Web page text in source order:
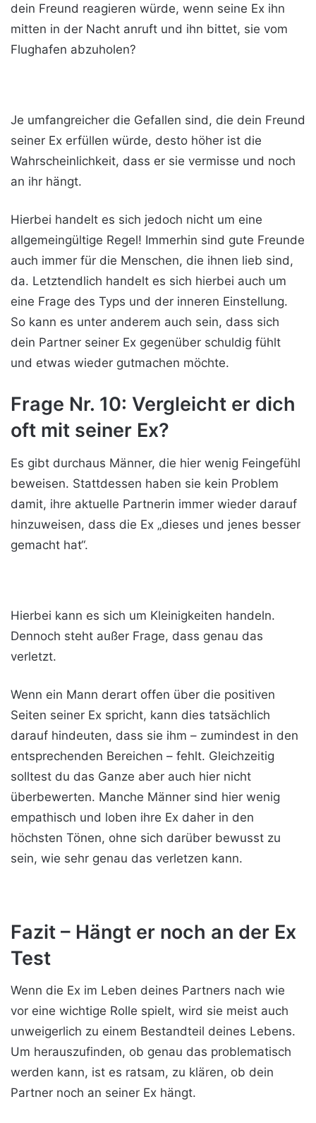
dein Freund reagieren würde, wenn seine Ex ihn
mitten in der Nacht anruft und ihn bittet, sie vom
Flughafen abzuholen?
Je umfangreicher die Gefallen sind, die dein Freund
seiner Ex erfüllen würde, desto höher ist die
Wahrscheinlichkeit, dass er sie vermisse und noch
an ihr hängt.
Hierbei handelt es sich jedoch nicht um eine
allgemeingültige Regel! Immerhin sind gute Freunde
auch immer für die Menschen, die ihnen lieb sind,
da. Letztendlich handelt es sich hierbei auch um
eine Frage des Typs und der inneren Einstellung.
So kann es unter anderem auch sein, dass sich
dein Partner seiner Ex gegenüber schuldig fühlt
und etwas wieder gutmachen möchte.
Frage Nr. 10: Vergleicht er dich
oft mit seiner Ex?
Es gibt durchaus Männer, die hier wenig Feingefühl
beweisen. Stattdessen haben sie kein Problem
damit, ihre aktuelle Partnerin immer wieder darauf
hinzuweisen, dass die Ex „dieses und jenes besser
gemacht hat“.
Hierbei kann es sich um Kleinigkeiten handeln.
Dennoch steht außer Frage, dass genau das
verletzt.
Wenn ein Mann derart offen über die positiven
Seiten seiner Ex spricht, kann dies tatsächlich
darauf hindeuten, dass sie ihm – zumindest in den
entsprechenden Bereichen – fehlt. Gleichzeitig
solltest du das Ganze aber auch hier nicht
überbewerten. Manche Männer sind hier wenig
empathisch und loben ihre Ex daher in den
höchsten Tönen, ohne sich darüber bewusst zu
sein, wie sehr genau das verletzen kann.
Fazit – Hängt er noch an der Ex
Test
Wenn die Ex im Leben deines Partners nach wie
vor eine wichtige Rolle spielt, wird sie meist auch
unweigerlich zu einem Bestandteil deines Lebens.
Um herauszufinden, ob genau das problematisch
werden kann, ist es ratsam, zu klären, ob dein
Partner noch an seiner Ex hängt.